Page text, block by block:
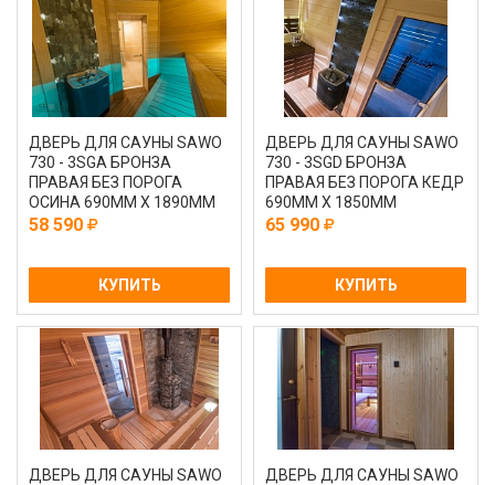
ДВЕРЬ ДЛЯ САУНЫ SAWO
730 - 3SGА БРОНЗА
ПРАВАЯ БЕЗ ПОРОГА
ОСИНА 690MM Х 1890MM
58 590
КУПИТЬ
ДВЕРЬ ДЛЯ САУНЫ SAWO
730 - 3SGD БРОНЗА
ПРАВАЯ БЕЗ ПОРОГА КЕДР
690MM Х 1850MM
65 990
КУПИТЬ
ДВЕРЬ ДЛЯ САУНЫ SAWO
ДВЕРЬ ДЛЯ САУНЫ SAWO